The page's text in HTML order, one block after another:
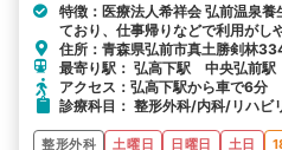
特徴：医療法人希祥会 弘前温泉
ており、仕事帰りなどで利用がし
住所：青森県弘前市真土勝剣林
最寄り駅： 弘高下駅 中央弘前
アクセス：弘高下駅から車で6分
診療科目： 整形外科/内科/リハビ
整形外科 土曜日 日曜日 土日